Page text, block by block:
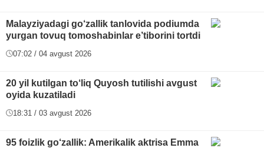
Malayziyadagi go‘zallik tanlovida podiumda
yurgan tovuq tomoshabinlar e’tiborini tortdi
07:02 / 04 avgust 2026
20 yil kutilgan to‘liq Quyosh tutilishi avgust
oyida kuzatiladi
18:31 / 03 avgust 2026
95 foizlik go‘zallik: Amerikalik aktrisa Emma